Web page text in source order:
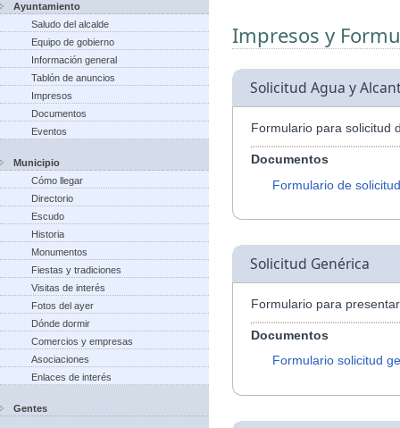
Ayuntamiento
Saludo del alcalde
Equipo de gobierno
Información general
Tablón de anuncios
Impresos
Documentos
Eventos
Municipio
Cómo llegar
Directorio
Escudo
Historia
Monumentos
Fiestas y tradiciones
Visitas de interés
Fotos del ayer
Dónde dormir
Comercios y empresas
Asociaciones
Enlaces de interés
Gentes
Impresos y
Solicitud Agua y
Formulario para solicitud
Documentos
Formulario de
Solicitud Genérica
Formulario para
Documentos
Formulario solicitud